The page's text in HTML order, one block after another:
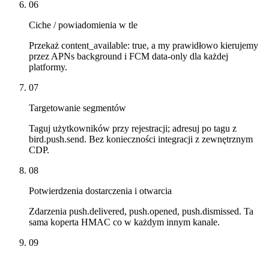
06
Ciche / powiadomienia w tle
Przekaż content_available: true, a my prawidłowo kierujemy
przez APNs background i FCM data-only dla każdej
platformy.
07
Targetowanie segmentów
Taguj użytkowników przy rejestracji; adresuj po tagu z
bird.push.send. Bez konieczności integracji z zewnętrznym
CDP.
08
Potwierdzenia dostarczenia i otwarcia
Zdarzenia push.delivered, push.opened, push.dismissed. Ta
sama koperta HMAC co w każdym innym kanale.
09